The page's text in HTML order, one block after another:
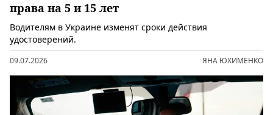
права на 5 и 15 лет
Водителям в Украине изменят сроки действия
удостоверений.
09.07.2026 ЯНА ЮХИМЕНКО